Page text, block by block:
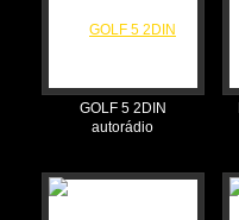
GOLF 5 2DIN
autorádio